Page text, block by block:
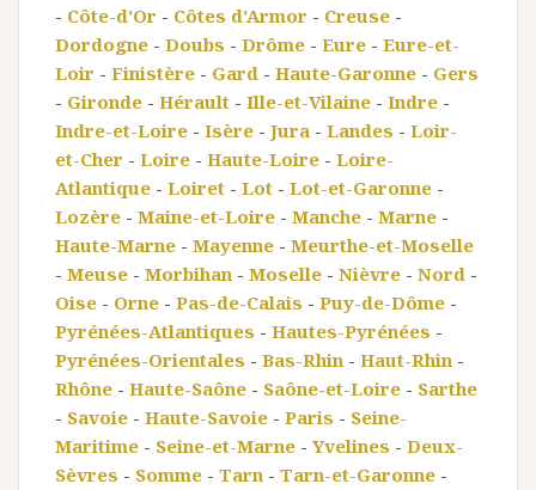
- Côte-d'Or - Côtes d'Armor - Creuse -
Dordogne - Doubs - Drôme - Eure - Eure-et-
Loir - Finistère - Gard - Haute-Garonne - Gers
- Gironde - Hérault - Ille-et-Vilaine - Indre -
Indre-et-Loire - Isère - Jura - Landes - Loir-
et-Cher - Loire - Haute-Loire - Loire-
Atlantique - Loiret - Lot - Lot-et-Garonne -
Lozère - Maine-et-Loire - Manche - Marne -
Haute-Marne - Mayenne - Meurthe-et-Moselle
- Meuse - Morbihan - Moselle - Nièvre - Nord -
Oise - Orne - Pas-de-Calais - Puy-de-Dôme -
Pyrénées-Atlantiques - Hautes-Pyrénées -
Pyrénées-Orientales - Bas-Rhin - Haut-Rhin -
Rhône - Haute-Saône - Saône-et-Loire - Sarthe
- Savoie - Haute-Savoie - Paris - Seine-
Maritime - Seine-et-Marne - Yvelines - Deux-
Sèvres - Somme - Tarn - Tarn-et-Garonne -